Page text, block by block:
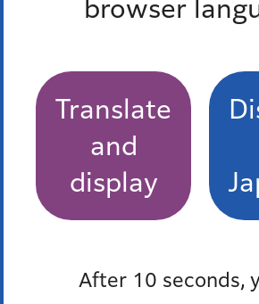
browser
Translate
and
display
After 10 seconds,
ファックス番号：03-3578-2384
所属課室：芝地区総合支所区民課保
電話番号：03-3578-3161
所属課室：麻布地区総合支所区民課
所属課室：赤坂地区総合支所区民課